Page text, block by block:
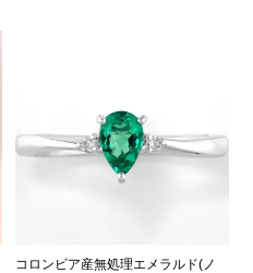
コロンビア産無処理エメラルド(ノ